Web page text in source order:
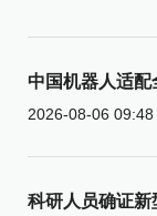
中国机器人适
2026-08-06 09:48
科研人员确证新